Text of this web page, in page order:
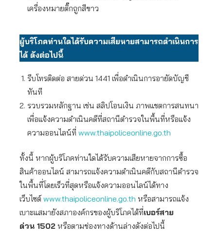
เครื่องหมายติ๊กถูกสีขาว
ผู้บริโภคท่านใดได้รับความเสียหายสามารถดำเนินการ
ได้ ดังต่อไปนี้
รีบโทรติดต่อ สายด่วน 1441 เพื่อดำเนินการอายัดบัญชี
ทันที
รวบรวมหลักฐาน เช่น สลิปโอนเงิน ภาพแชตการสนทนา
เพื่อแจ้งความดำเนินคดีที่สถานีตำรวจในพื้นที่หรือแจ้ง
ความออนไลน์ที่ www.thaipoliceonline.go.th
ทั้งนี้ หากผู้บริโภคท่านใดได้รับความเสียหายจากการซื้อ
สินค้าออนไลน์ สามารถแจ้งความดำเนินคดีกับสถานีตำรวจ
ในพื้นที่โดยเร็วที่สุดหรือแจ้งความออนไลน์ได้ทาง
เว็บไซต์ www.thaipoliceonline.go.th หรือสามารถแจ้ง
เบาะแสมายังสภาองค์กรของผู้บริโภคได้ที่เบอร์สาย
ด่วน 1502 หรือตามช่องทางด้านล่างดังต่อไปนี้